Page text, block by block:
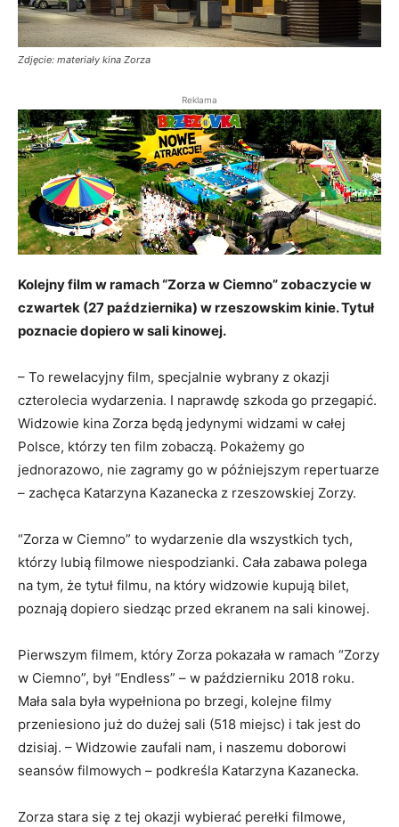
Zdjęcie: materiały kina Zorza
Reklama
Kolejny film w ramach “Zorza w Ciemno” zobaczycie w
czwartek (27 października) w rzeszowskim kinie. Tytuł
poznacie dopiero w sali kinowej.
– To rewelacyjny film, specjalnie wybrany z okazji
czterolecia wydarzenia. I naprawdę szkoda go przegapić.
Widzowie kina Zorza będą jedynymi widzami w całej
Polsce, którzy ten film zobaczą. Pokażemy go
jednorazowo, nie zagramy go w późniejszym repertuarze
– zachęca Katarzyna Kazanecka z rzeszowskiej Zorzy.
“Zorza w Ciemno” to wydarzenie dla wszystkich tych,
którzy lubią filmowe niespodzianki. Cała zabawa polega
na tym, że tytuł filmu, na który widzowie kupują bilet,
poznają dopiero siedząc przed ekranem na sali kinowej.
Pierwszym filmem, który Zorza pokazała w ramach “Zorzy
w Ciemno”, był “Endless” – w październiku 2018 roku.
Mała sala była wypełniona po brzegi, kolejne filmy
przeniesiono już do dużej sali (518 miejsc) i tak jest do
dzisiaj. – Widzowie zaufali nam, i naszemu doborowi
seansów filmowych – podkreśla Katarzyna Kazanecka.
Zorza stara się z tej okazji wybierać perełki filmowe,